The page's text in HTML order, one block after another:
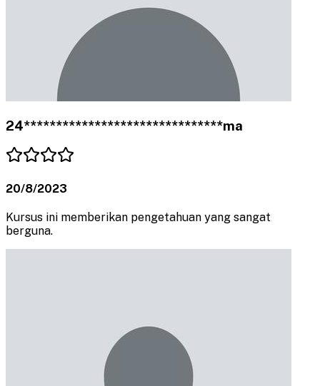
24*******************************ma
20/8/2023
Kursus ini memberikan pengetahuan yang sangat
berguna.